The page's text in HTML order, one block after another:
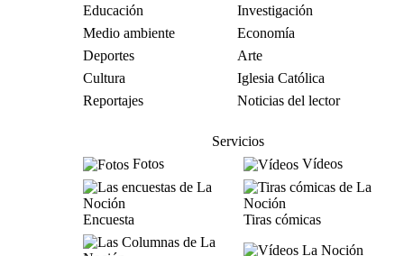
Educación
Investigación
Medio ambiente
Economía
Deportes
Arte
Cultura
Iglesia Católica
Reportajes
Noticias del lector
Servicios
Fotos
Vídeos
Encuesta Tiras cómicas